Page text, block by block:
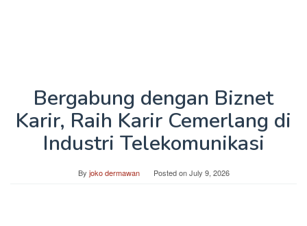
Bergabung dengan Biznet
Karir, Raih Karir Cemerlang di
Industri Telekomunikasi
By joko dermawan Posted onJuly 9, 2026